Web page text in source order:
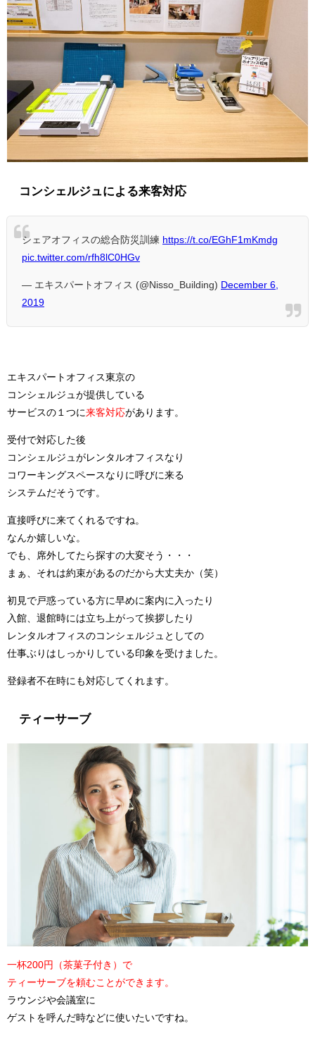
コンシェルジュによる来客対応
シェアオフィスの総合防災訓練 https://t.co/EGhF1mKmdg
pic.twitter.com/rfh8lC0HGv
— エキスパートオフィス (@Nisso_Building) December 6,
2019
エキスパートオフィス東京の
コンシェルジュが提供している
サービスの１つに来客対応があります。
受付で対応した後
コンシェルジュがレンタルオフィスなり
コワーキングスペースなりに呼びに来る
システムだそうです。
直接呼びに来てくれるですね。
なんか嬉しいな。
でも、席外してたら探すの大変そう・・・
まぁ、それは約束があるのだから大丈夫か（笑）
初見で戸惑っている方に早めに案内に入ったり
入館、退館時には立ち上がって挨拶したり
レンタルオフィスのコンシェルジュとしての
仕事ぶりはしっかりしている印象を受けました。
登録者不在時にも対応してくれます。
ティーサーブ
一杯200円（茶菓子付き）で
ティーサーブを頼むことができます。
ラウンジや会議室に
ゲストを呼んだ時などに使いたいですね。